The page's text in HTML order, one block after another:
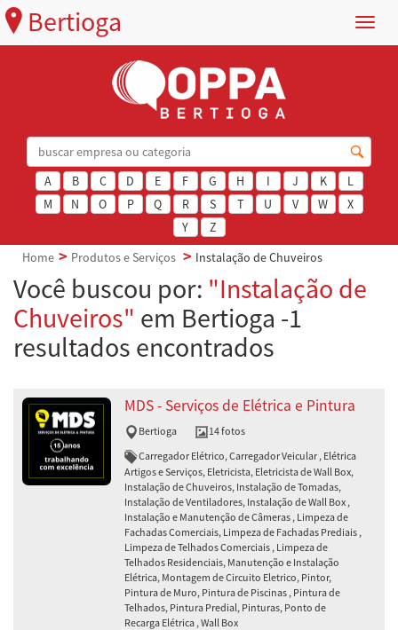
Menu
Bertioga
A B C D E F G H I J K
L
M
N O P Q R S T U V W
X
Y
Z
Home
Produtos e Serviços Instalação de Chuveiros
Você buscou por: "Instalação de
Chuveiros" em Bertioga -1
resultados encontrados
MDS - Serviços de Elétrica e Pintura
Bertioga
14 fotos
Carregador Elétrico, Carregador Veicular , Elétrica
Artigos e Serviços, Eletricista, Eletricista de Wall Box,
Instalação de Chuveiros, Instalação de Tomadas,
Instalação de Ventiladores, Instalação de Wall Box ,
Instalação e Manutenção de Câmeras , Limpeza de
Fachadas Comerciais, Limpeza de Fachadas Prediais ,
Limpeza de Telhados Comerciais , Limpeza de
Telhados Residenciais, Manutenção e Instalação
Elétrica, Montagem de Circuito Eletrico, Pintor,
Pintura de Muro, Pintura de Piscinas , Pintura de
Telhados, Pintura Predial, Pinturas, Ponto de
Recarga Elétrica , Wall Box